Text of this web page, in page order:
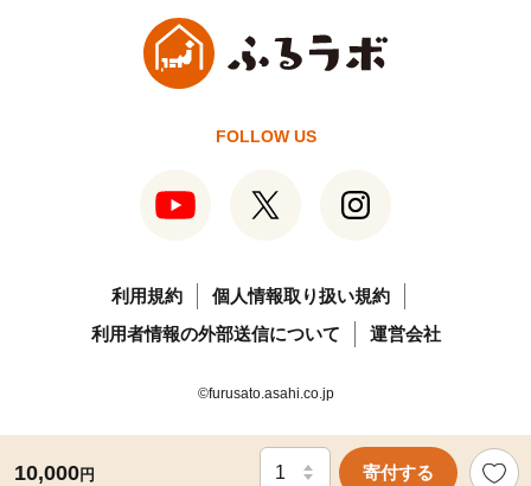
10,000円 寄付する
FOLLOW US
利用規約
個人情報取り扱い規約
利用者情報の外部送信について
運営会社
©furusato.asahi.co.jp